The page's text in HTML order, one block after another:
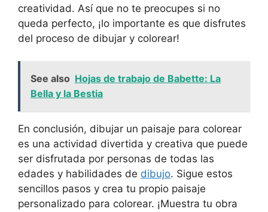
creatividad. Así que no te preocupes si no
queda perfecto, ¡lo importante es que disfrutes
del proceso de dibujar y colorear!
See also Hojas de trabajo de Babette: La
Bella y la Bestia
En conclusión, dibujar un paisaje para colorear
es una actividad divertida y creativa que puede
ser disfrutada por personas de todas las
edades y habilidades de dibujo. Sigue estos
sencillos pasos y crea tu propio paisaje
personalizado para colorear. ¡Muestra tu obra